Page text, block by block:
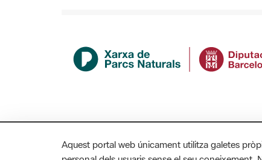
Aquest portal web únicament utilitza galetes